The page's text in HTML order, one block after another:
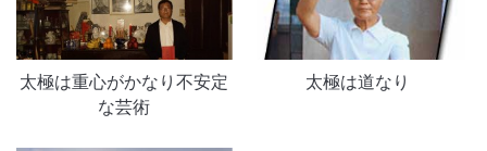
太極は重心がかなり不安定
な芸術
太極は道なり